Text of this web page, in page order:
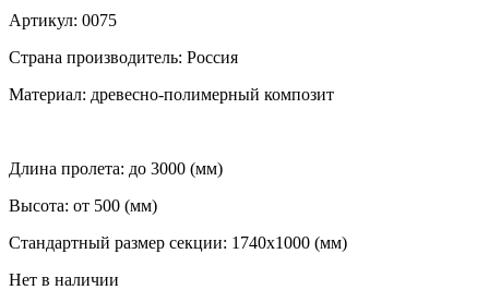
Артикул: 0075
Страна производитель: Россия
Материал: древесно-полимерный композит
Длина пролета: до 3000 (мм)
Высота: от 500 (мм)
Стандартный размер секции: 1740х1000 (мм)
Нет в наличии